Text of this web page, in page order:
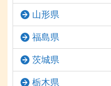
山形県
福島県
茨城県
栃木県